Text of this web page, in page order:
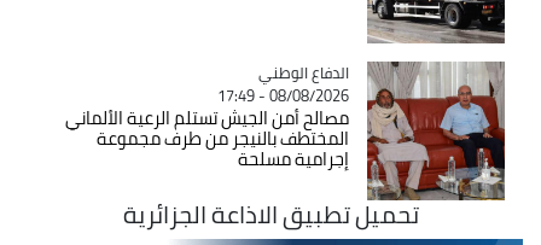
Catégorie
الدفاع الوطني
08/08/2026 - 17:49
مصالح أمن الجيش تستلم الرعية الألماني
المختطف بالنيجر من طرف مجموعة
إجرامية مسلحة
تحميل تطبيق الاذاعة الجزائرية